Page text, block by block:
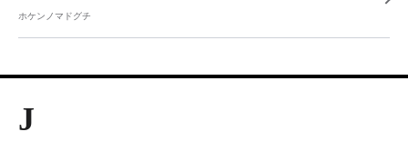
ホケンノマドグチ
J